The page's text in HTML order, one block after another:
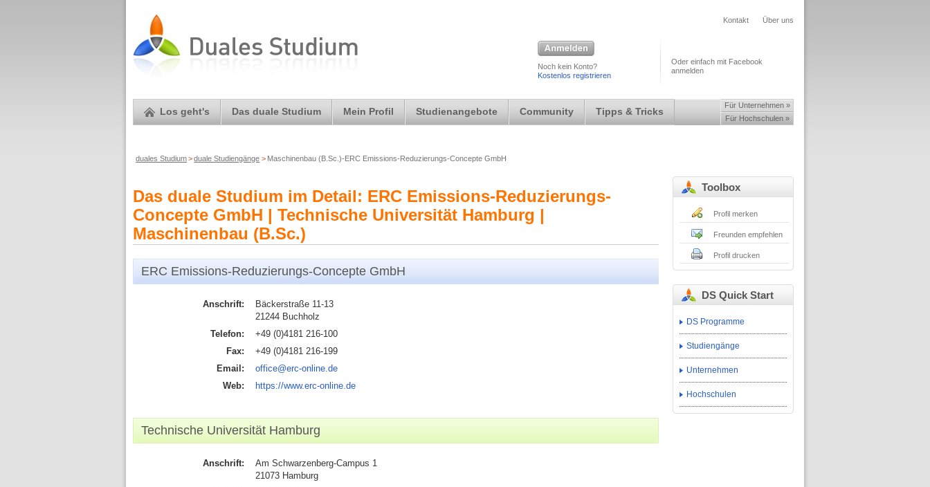
Kontakt Über uns
Noch kein Konto?
Kostenlos registrieren
Oder einfach mit Facebook
anmelden
Los geht's Das duale Studium Mein Profil Studienangebote Community Tipps & Tricks
Für Unternehmen »
Für Hochschulen »
duales Studium> duale Studiengänge > Maschinenbau (B.Sc.)-ERC Emissions-Reduzierungs-Concepte GmbH
Das duale Studium im Detail: ERC Emissions-Reduzierungs-
Concepte GmbH | Technische Universität Hamburg |
Maschinenbau (B.Sc.)
ERC Emissions-Reduzierungs-Concepte GmbH
Anschrift:
Bäckerstraße 11-13
21244 Buchholz
Telefon:
+49 (0)4181 216-100
Fax:
+49 (0)4181 216-199
Email:
office@erc-online.de
Web:
https://www.erc-online.de
Technische Universität Hamburg
Anschrift:
Am Schwarzenberg-Campus 1
21073 Hamburg
Toolbox
Profil merken
Freunden empfehlen
Profil drucken
DS Quick Start
DS Programme
Studiengänge
Unternehmen
Hochschulen